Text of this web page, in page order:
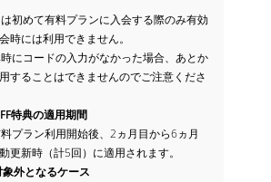
初めて有料プランに入会する際のみ有効
時には利用できません。
にコードの入力がなかった場合、あとか
することはできませんのでご注意くださ
特典の適用期間
プラン利用開始後、2ヵ月目から6ヵ月
更新時（計5回）に適用されます。
外となるケース